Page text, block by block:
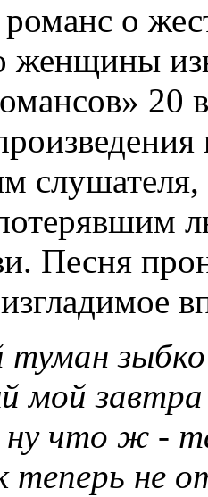
о
женщины
слушателя,
Песня
туман
мой
ну что ж -
теперь не